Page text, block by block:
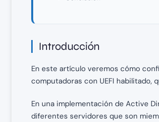
Introducción
En este artículo veremos cómo
computadoras con UEFI habilitado,
En una implementación de Active
diferentes servidores que son